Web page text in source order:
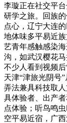
李璇正在社交平
研学之旅。回族
点心，辽宁大连
地体味多平易近
艺青年感触感染
沟，如武汉樱花
不少人看到视频后
天津“津旅光阴号
弄法兼具科技取
具体验者、出产
点体验；听鸟鸣
空平易近宿，广